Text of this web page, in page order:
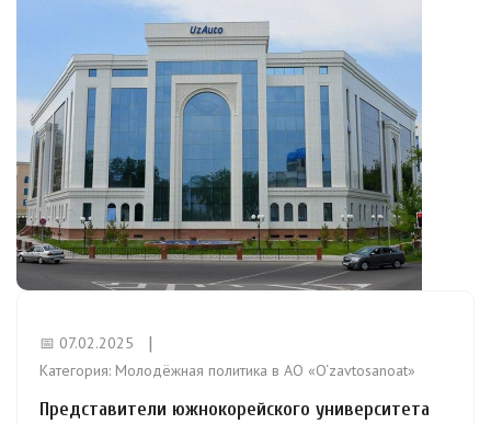
📅 07.02.2025
Категория: Молодёжная политика в АО «O‘zavtosanoat»
Представители южнокорейского университета